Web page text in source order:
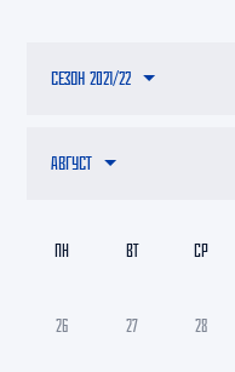
АВГУСТ
СЕЗОН 2021/22
26 27 28
ПН ВТ СР